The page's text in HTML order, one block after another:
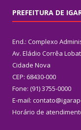
PREFEITURA DE
End.: Complexo
Av. Eládio Corrêa
Cidade Nova
CEP: 68430-000
Fone: (91) 3755-0000
E-mail:
Horário de